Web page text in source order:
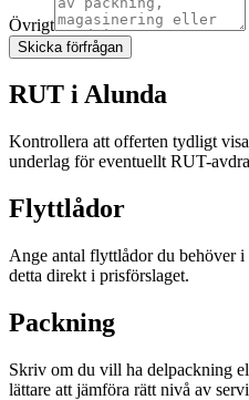
Övrigt
Skicka förfrågan
RUT iAlunda
Kontrollera att offerten tydligt
underlag för eventuellt RUT-
Flyttlådor
Ange antal flyttlådor du behöver
detta direkt i prisförslaget.
Packning
Skriv om du vill ha delpackning
lättare att jämföra rätt nivå av